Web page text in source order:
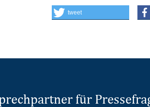
tweet
für